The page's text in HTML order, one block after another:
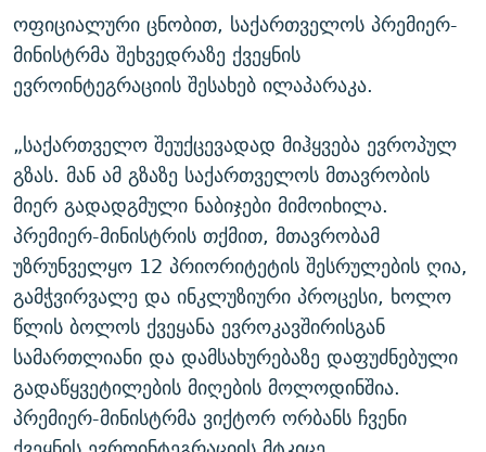
ოფიციალური ცნობით, საქართველოს პრემიერ-
მინისტრმა შეხვედრაზე ქვეყნის
ევროინტეგრაციის შესახებ ილაპარაკა.
„საქართველო შეუქცევადად მიჰყვება ევროპულ
გზას. მან ამ გზაზე საქართველოს მთავრობის
მიერ გადადგმული ნაბიჯები მიმოიხილა.
პრემიერ-მინისტრის თქმით, მთავრობამ
უზრუნველყო 12 პრიორიტეტის შესრულების ღია,
გამჭვირვალე და ინკლუზიური პროცესი, ხოლო
წლის ბოლოს ქვეყანა ევროკავშირისგან
სამართლიანი და დამსახურებაზე დაფუძნებული
გადაწყვეტილების მიღების მოლოდინშია.
პრემიერ-მინისტრმა ვიქტორ ორბანს ჩვენი